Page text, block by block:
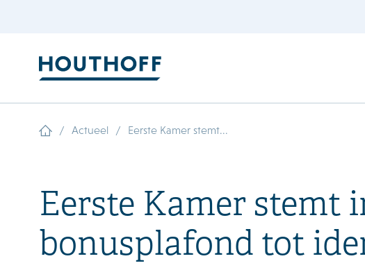
/ Actueel / Eerste Kamer stemt...
Eerste Kamer stemt
bonusplafond tot